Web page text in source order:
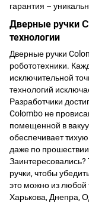
гарантия –
Дверные ручки
технологии
Дверные ручки
робототехники.
исключительной
технологий
Разработчики
Colombo не
помещенной в
обеспечивает
даже по прошествии
Заинтересовались?
ручки, чтобы
это можно из любой
Харькова, Днепра,